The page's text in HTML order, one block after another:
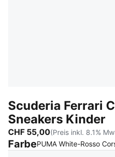
Scuderia Ferrari
Sneakers Kinder
CHF 55,00(Preis inkl. 8.1%
FarbePUMA White-Rosso